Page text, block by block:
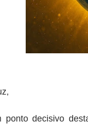
ponto decisivo